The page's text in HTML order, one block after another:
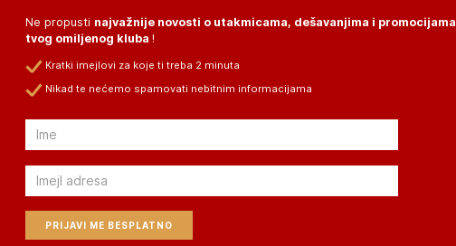
Ne propusti najvažnije novosti o utakmicama, dešavanjima i promocijama
tvog omiljenog kluba !
Kratki imejlovi za koje ti treba 2 minuta
Nikad te nećemo spamovati nebitnim informacijama
Email
Email